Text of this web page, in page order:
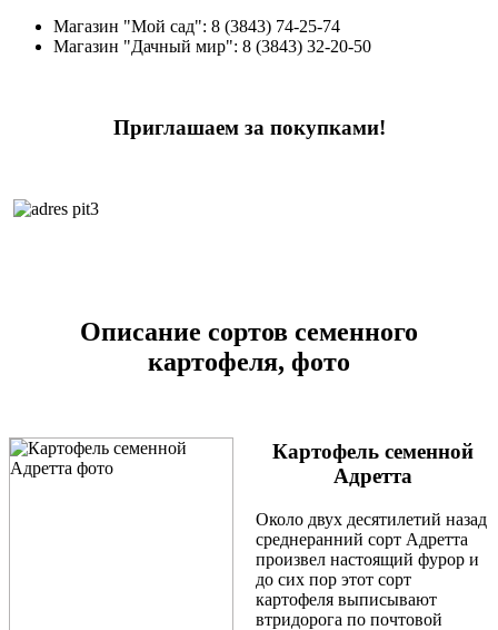
Магазин "Мой сад": 8 (3843) 74-25-74
Магазин "Дачный мир": 8 (3843) 32-20-50
Приглашаем за покупками!
Описание сортов семенного
картофеля, фото
Картофель семенной
Адретта
Около двух десятилетий назад
среднеранний сорт Адретта
произвел настоящий фурор и
до сих пор этот сорт
картофеля выписывают
втридорога по почтовой